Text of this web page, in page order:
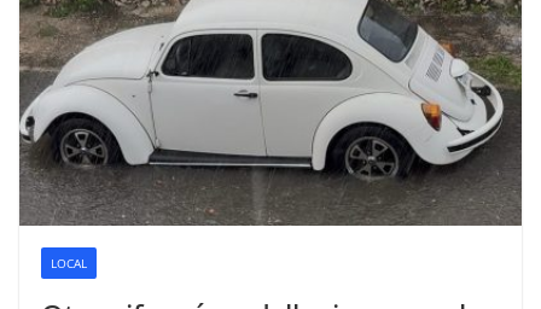
LOCAL